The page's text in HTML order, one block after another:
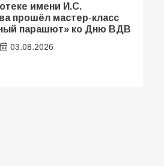
имени И.С.
прошёл мастер-класс
парашют» ко Дню ВДВ
03.08.2026